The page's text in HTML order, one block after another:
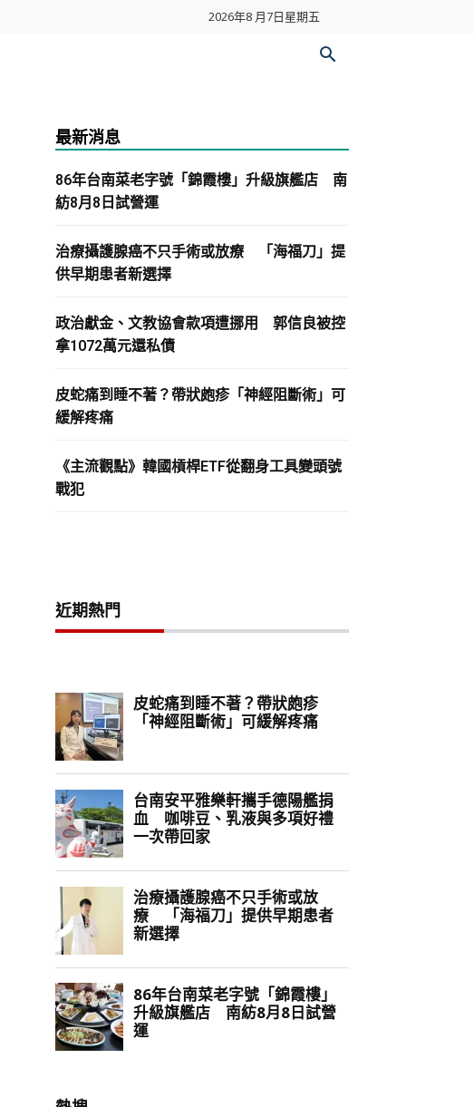
2026年8 月7日星期五
最新消息
86年台南菜老字號「錦霞樓」升級旗艦店 南
紡8月8日試營運
治療攝護腺癌不只手術或放療 「海福刀」提
供早期患者新選擇
政治獻金、文教協會款項遭挪用 郭信良被控
拿1072萬元還私債
皮蛇痛到睡不著？帶狀皰疹「神經阻斷術」可
緩解疼痛
《主流觀點》韓國槓桿ETF從翻身工具變頭號
戰犯
近期熱門